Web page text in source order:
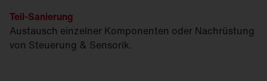
Teil-Sanierung
Austausch einzelner Komponenten oder Nachrüstung
von Steuerung & Sensorik.